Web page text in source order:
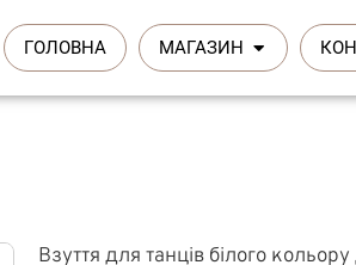
ГОЛОВНА МАГАЗИН
Взуття для танців білого